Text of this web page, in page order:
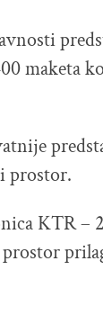
maketa
prostor.
KTR –
prostor